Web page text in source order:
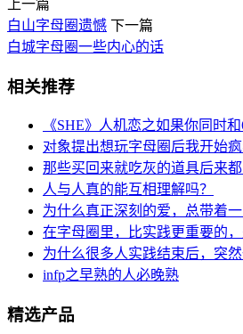
上一篇
白山字母圈遗憾 下一篇
白城字母圈一些内心的话
相关推荐
《SHE》人机恋之如果你同时
对象提出想玩字母圈后我开始
那些买回来就吃灰的道具后来都
人与人真的能互相理解吗？
为什么真正深刻的爱，总带着
在字母圈里，比实践更重要的
为什么很多人实践结束后，突
infp之早熟的人必晚熟
精选产品